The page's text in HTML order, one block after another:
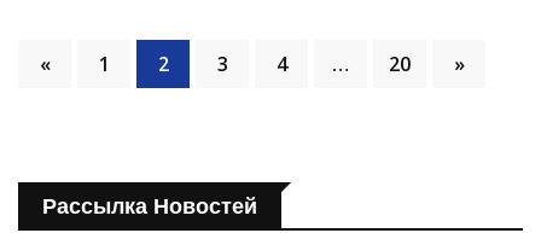
« 1 2 3 4 … 20 »
Рассылка Новостей